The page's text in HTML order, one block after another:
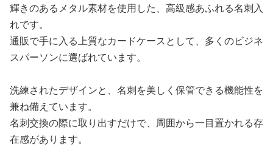
輝きのあるメタル素材を使用した、高級感あふれる名刺入
れです。
通販で手に入る上質なカードケースとして、多くのビジネ
スパーソンに選ばれています。
洗練されたデザインと、名刺を美しく保管できる機能性を
兼ね備えています。
名刺交換の際に取り出すだけで、周囲から一目置かれる存
在感があります。